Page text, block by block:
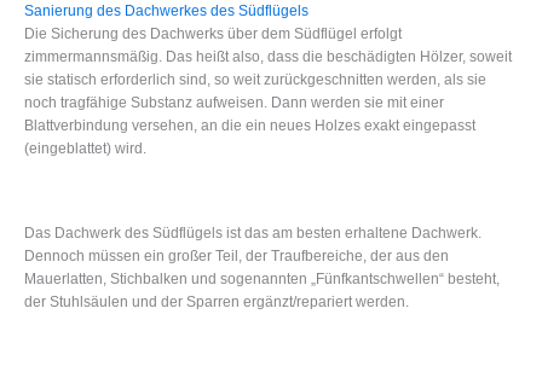
Sanierung des Dachwerkes des Südflügels
Die Sicherung des Dachwerks über dem Südflügel erfolgt
zimmermannsmäßig. Das heißt also, dass die beschädigten Hölzer, soweit
sie statisch erforderlich sind, so weit zurückgeschnitten werden, als sie
noch tragfähige Substanz aufweisen. Dann werden sie mit einer
Blattverbindung versehen, an die ein neues Holzes exakt eingepasst
(eingeblattet) wird.
Das Dachwerk des Südflügels ist das am besten erhaltene Dachwerk.
Dennoch müssen ein großer Teil, der Traufbereiche, der aus den
Mauerlatten, Stichbalken und sogenannten „Fünfkantschwellen“ besteht,
der Stuhlsäulen und der Sparren ergänzt/repariert werden.